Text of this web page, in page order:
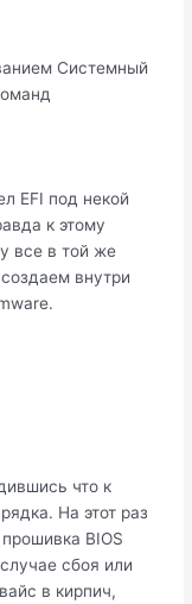
Системный
EFI под некой
к этому
все в той же
внутри
что к
На этот раз
BIOS
сбоя или
в кирпич,